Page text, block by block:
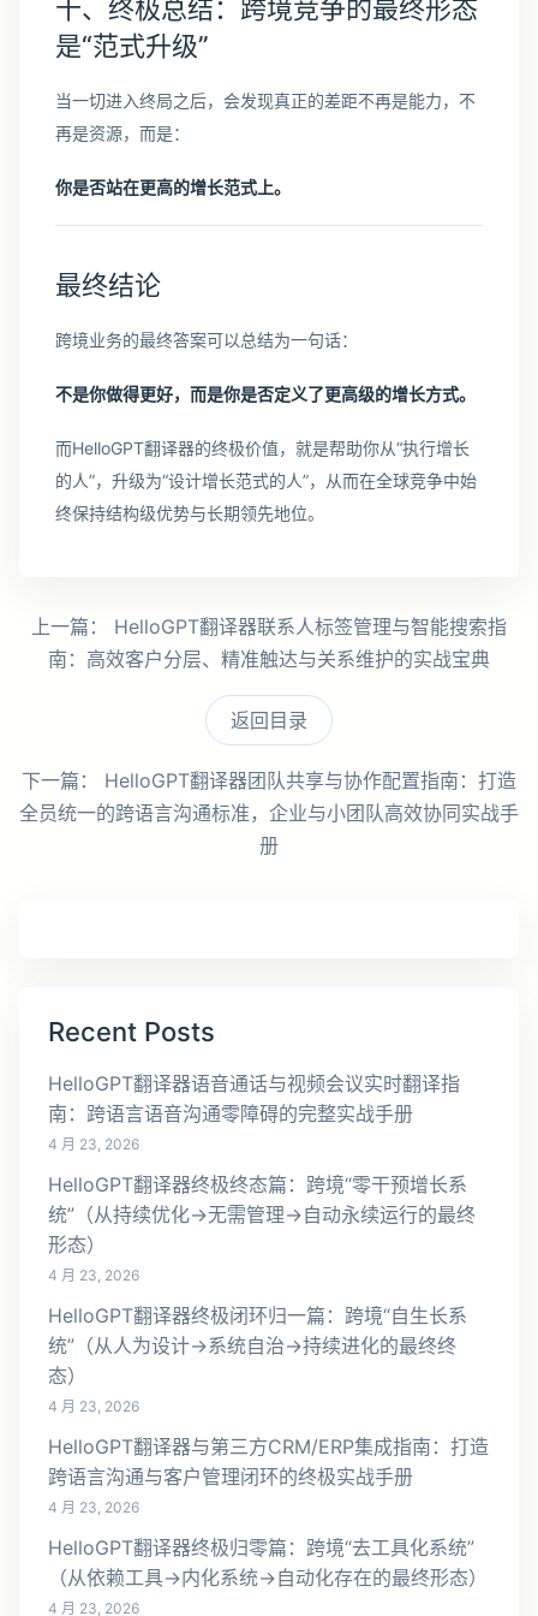
十、终极总结：跨境竞争的最终形态
是“范式升级”
当一切进入终局之后，会发现真正的差距不再是能力，不
再是资源，而是：
你是否站在更高的增长范式上。
最终结论
跨境业务的最终答案可以总结为一句话：
不是你做得更好，而是你是否定义了更高级的增长方式。
而HelloGPT翻译器的终极价值，就是帮助你从“执行增长
的人”，升级为“设计增长范式的人”，从而在全球竞争中始
终保持结构级优势与长期领先地位。
上一篇：
HelloGPT翻译器联系人标签管理与智能搜索指
南：高效客户分层、精准触达与关系维护的实战宝典
返回目录
下一篇：
HelloGPT翻译器团队共享与协作配置指南：打造
全员统一的跨语言沟通标准，企业与小团队高效协同实战手
册
Recent Posts
HelloGPT翻译器语音通话与视频会议实时翻译指
南：跨语言语音沟通零障碍的完整实战手册
4 月 23, 2026
HelloGPT翻译器终极终态篇：跨境“零干预增长系
统”（从持续优化→无需管理→自动永续运行的最终
形态）
4 月 23, 2026
HelloGPT翻译器终极闭环归一篇：跨境“自生长系
统”（从人为设计→系统自治→持续进化的最终终
态）
4 月 23, 2026
HelloGPT翻译器与第三方CRM/ERP集成指南：打造
跨语言沟通与客户管理闭环的终极实战手册
4 月 23, 2026
HelloGPT翻译器终极归零篇：跨境“去工具化系统”
（从依赖工具→内化系统→自动化存在的最终形态）
4 月 23, 2026